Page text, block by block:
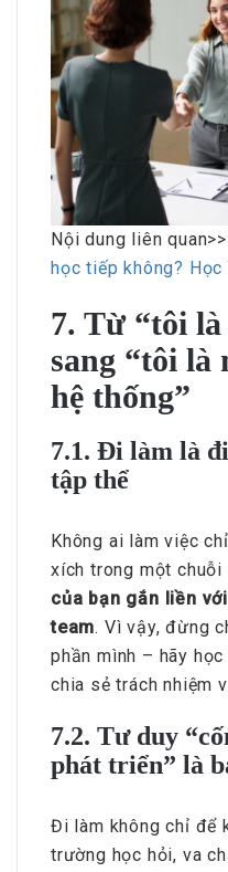
Nội dung liên
học tiếp không?
7. Từ “tôi
sang “tôi là
hệ thống”
7.1. Đi làm là
tập thể
Không ai làm việc
xích trong một chuỗi
của bạn gắn liền
team. Vì vậy, đừng
phần mình – hãy
chia sẻ trách nhiệm
7.2. Tư duy
phát triển” là
Đi làm không chỉ để
trường học hỏi, va